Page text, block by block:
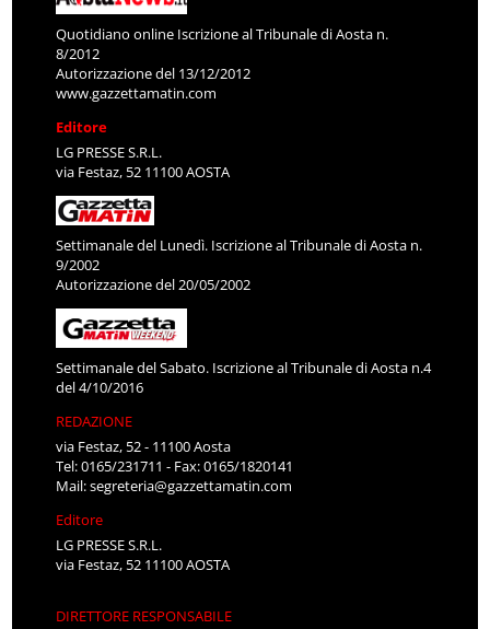
Quotidiano online Iscrizione al Tribunale di Aosta n.
8/2012
Autorizzazione del 13/12/2012
www.gazzettamatin.com
Editore
LG PRESSE S.R.L.
via Festaz, 52 11100 AOSTA
Settimanale del Lunedì. Iscrizione al Tribunale di Aosta n.
9/2002
Autorizzazione del 20/05/2002
Settimanale del Sabato. Iscrizione al Tribunale di Aosta n.4
del 4/10/2016
REDAZIONE
via Festaz, 52 - 11100 Aosta
Tel: 0165/231711 - Fax: 0165/1820141
Mail:segreteria@gazzettamatin.com
Editore
LG PRESSE S.R.L.
via Festaz, 52 11100 AOSTA
DIRETTORE RESPONSABILE